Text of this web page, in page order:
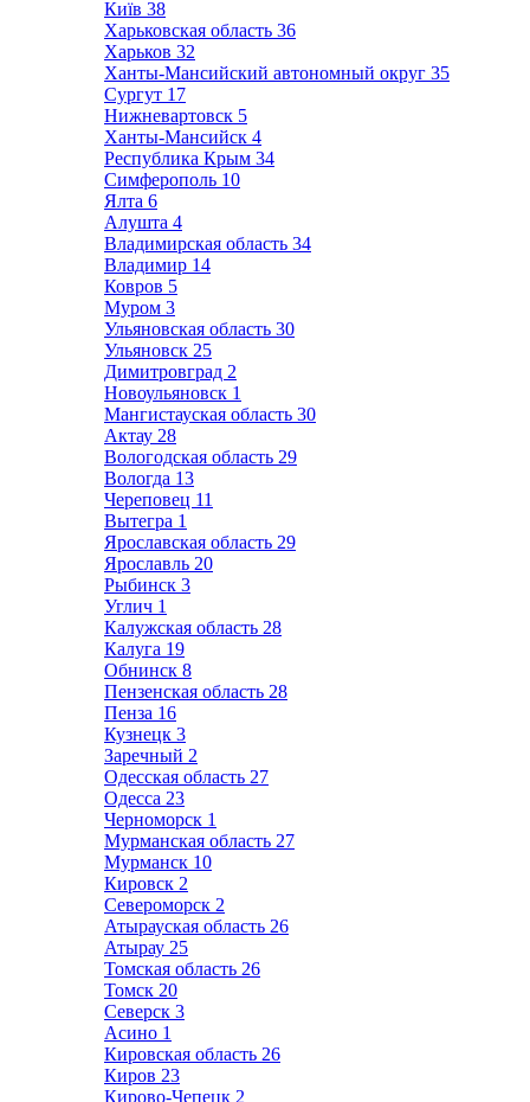
Київ 38
Харьковская область 36
Харьков 32
Ханты-Мансийский автономный округ 35
Сургут 17
Нижневартовск 5
Ханты-Мансийск 4
Республика Крым 34
Симферополь 10
Ялта 6
Алушта 4
Владимирская область 34
Владимир 14
Ковров 5
Муром 3
Ульяновская область 30
Ульяновск 25
Димитровград 2
Новоульяновск 1
Мангистауская область 30
Актау 28
Вологодская область 29
Вологда 13
Череповец 11
Вытегра 1
Ярославская область 29
Ярославль 20
Рыбинск 3
Углич 1
Калужская область 28
Калуга 19
Обнинск 8
Пензенская область 28
Пенза 16
Кузнецк 3
Заречный 2
Одесская область 27
Одесса 23
Черноморск 1
Мурманская область 27
Мурманск 10
Кировск 2
Североморск 2
Атырауская область 26
Атырау 25
Томская область 26
Томск 20
Северск 3
Асино 1
Кировская область 26
Киров 23
Кирово-Чепецк 2